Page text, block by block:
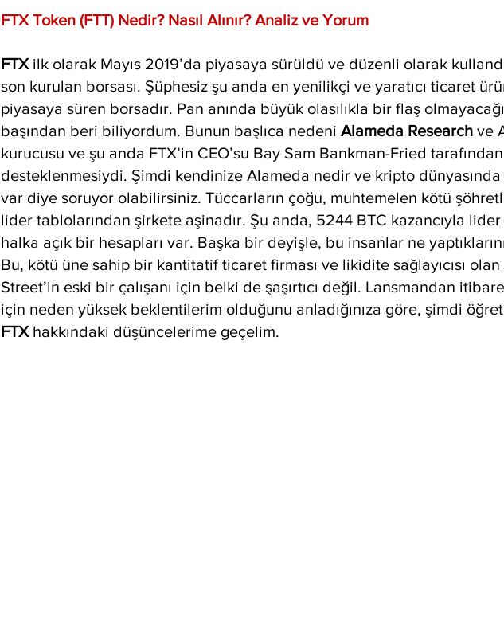
FTX Token (FTT) Nedir? Nasıl Alınır? Analiz ve Yorum
FTX ilk olarak Mayıs 2019’da piyasaya sürüldü ve düzenli olarak
son kurulan borsası. Şüphesiz şu anda en yenilikçi ve yaratıcı ticaret
piyasaya süren borsadır. Pan anında büyük olasılıkla bir flaş
başından beri biliyordum. Bunun başlıca nedeni Alameda Research ve
kurucusu ve şu anda FTX’in CEO’su Bay Sam Bankman-Fried tarafından
desteklenmesiydi. Şimdi kendinize Alameda nedir ve kripto
var diye soruyor olabilirsiniz. Tüccarların çoğu, muhtemelen kötü
lider tablolarından şirkete aşinadır. Şu anda, 5244 BTC kazancıyla
halka açık bir hesapları var. Başka bir deyişle, bu insanlar ne
Bu, kötü üne sahip bir kantitatif ticaret firması ve likidite sağlayıcısı
Street’in eski bir çalışanı için belki de şaşırtıcı değil. Lansmandan
için neden yüksek beklentilerim olduğunu anladığınıza göre, şimdi
FTX hakkındaki düşüncelerime geçelim.